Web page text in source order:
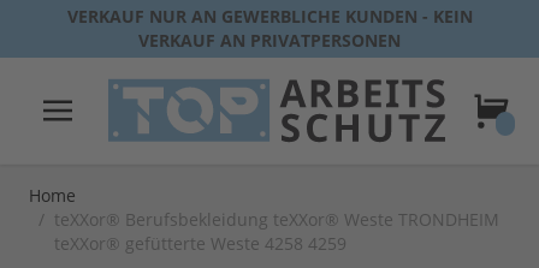
Direkt zum Inhalt
VERKAUF NUR AN GEWERBLICHE KUNDEN - KEIN
VERKAUF AN PRIVATPERSONEN
Home
/ teXXor® Berufsbekleidung teXXor® Weste TRONDHEIM
teXXor® gefütterte Weste 4258 4259